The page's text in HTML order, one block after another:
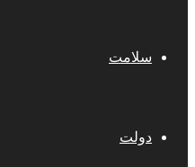
سلامت
دولت